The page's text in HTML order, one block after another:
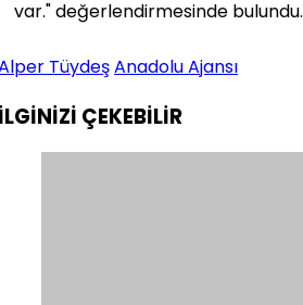
var." değerlendirmesinde bulundu.
TüydeşAnadolu Ajansı
ÇEKEBİLİR